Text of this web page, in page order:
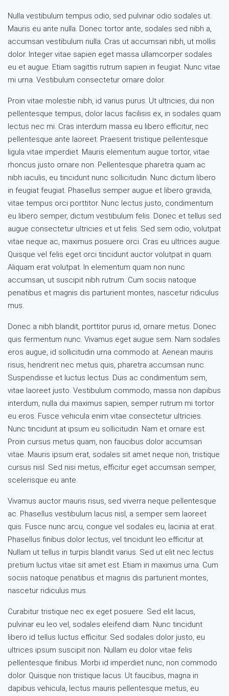
Nulla vestibulum tempus odio, sed pulvinar odio sodales ut.
Mauris eu ante nulla. Donec tortor ante, sodales sed nibh a,
accumsan vestibulum nulla. Cras ut accumsan nibh, ut mollis
dolor. Integer vitae sapien eget massa ullamcorper sodales
eu et augue. Etiam sagittis rutrum sapien in feugiat. Nunc vitae
mi urna. Vestibulum consectetur ornare dolor.
Proin vitae molestie nibh, id varius purus. Ut ultricies, dui non
pellentesque tempus, dolor lacus facilisis ex, in sodales quam
lectus nec mi. Cras interdum massa eu libero efficitur, nec
pellentesque ante laoreet. Praesent tristique pellentesque
ligula vitae imperdiet. Mauris elementum augue tortor, vitae
rhoncus justo ornare non. Pellentesque pharetra quam ac
nibh iaculis, eu tincidunt nunc sollicitudin. Nunc dictum libero
in feugiat feugiat. Phasellus semper augue et libero gravida,
vitae tempus orci porttitor. Nunc lectus justo, condimentum
eu libero semper, dictum vestibulum felis. Donec et tellus sed
augue consectetur ultricies et ut felis. Sed sem odio, volutpat
vitae neque ac, maximus posuere orci. Cras eu ultrices augue.
Quisque vel felis eget orci tincidunt auctor volutpat in quam.
Aliquam erat volutpat. In elementum quam non nunc
accumsan, ut suscipit nibh rutrum. Cum sociis natoque
penatibus et magnis dis parturient montes, nascetur ridiculus
mus.
Donec a nibh blandit, porttitor purus id, ornare metus. Donec
quis fermentum nunc. Vivamus eget augue sem. Nam sodales
eros augue, id sollicitudin urna commodo at. Aenean mauris
risus, hendrerit nec metus quis, pharetra accumsan nunc.
Suspendisse et luctus lectus. Duis ac condimentum sem,
vitae laoreet justo. Vestibulum commodo, massa non dapibus
interdum, nulla dui maximus sapien, semper rutrum mi tortor
eu eros. Fusce vehicula enim vitae consectetur ultricies.
Nunc tincidunt at ipsum eu sollicitudin. Nam et ornare est.
Proin cursus metus quam, non faucibus dolor accumsan
vitae. Mauris ipsum erat, sodales sit amet neque non, tristique
cursus nisl. Sed nisi metus, efficitur eget accumsan semper,
scelerisque eu ante.
Vivamus auctor mauris risus, sed viverra neque pellentesque
ac. Phasellus vestibulum lacus nisl, a semper sem laoreet
quis. Fusce nunc arcu, congue vel sodales eu, lacinia at erat.
Phasellus finibus dolor lectus, vel tincidunt leo efficitur at.
Nullam ut tellus in turpis blandit varius. Sed ut elit nec lectus
pretium luctus vitae sit amet est. Etiam in maximus urna. Cum
sociis natoque penatibus et magnis dis parturient montes,
nascetur ridiculus mus.
Curabitur tristique nec ex eget posuere. Sed elit lacus,
pulvinar eu leo vel, sodales eleifend diam. Nunc tincidunt
libero id tellus luctus efficitur. Sed sodales dolor justo, eu
ultrices ipsum suscipit non. Nullam eu dolor vitae felis
pellentesque finibus. Morbi id imperdiet nunc, non commodo
dolor. Quisque non tristique lacus. Ut faucibus, magna in
dapibus vehicula, lectus mauris pellentesque metus, eu